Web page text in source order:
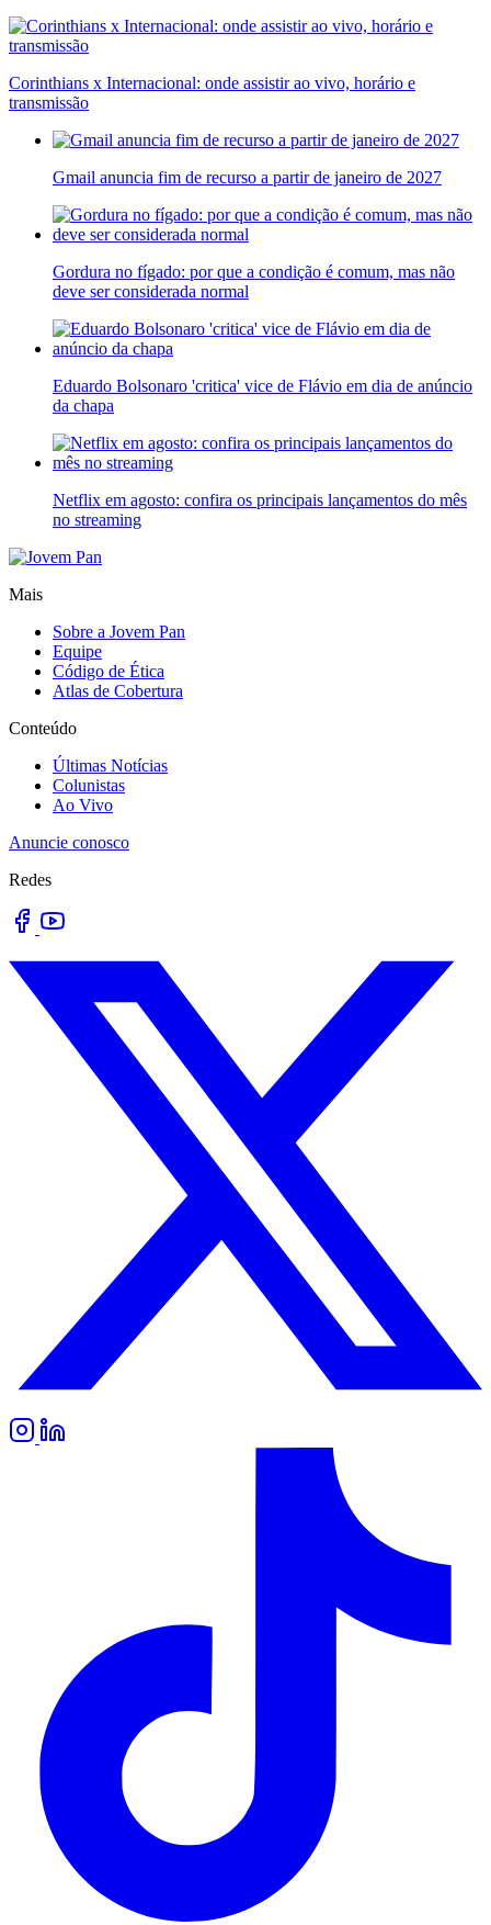
Corinthians x Internacional: onde assistir ao vivo, horário e
transmissão
Gmail anuncia fim de recurso a partir de janeiro de 2027
Gordura no fígado: por que a condição é comum, mas não
deve ser considerada normal
Eduardo Bolsonaro 'critica' vice de Flávio em dia de anúncio
da chapa
Netflix em agosto: confira os principais lançamentos do mês
no streaming
Mais
Sobre a Jovem Pan
Equipe
Código de Ética
Atlas de Cobertura
Conteúdo
Últimas Notícias
Colunistas
Ao Vivo
Anuncie conosco
Redes